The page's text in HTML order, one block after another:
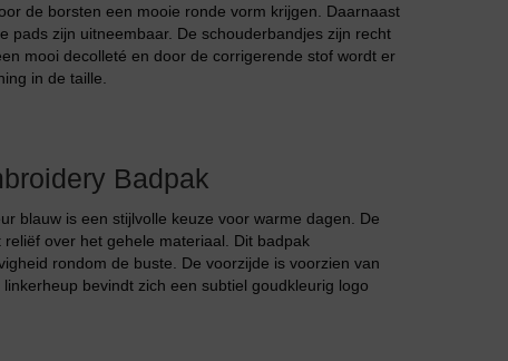
de borsten een mooie ronde vorm krijgen. Daarnaast
pads zijn uitneembaar. De schouderbandjes zijn recht
mooi decolleté en door de corrigerende stof wordt er
in de taille.
Badpak
blauw is een stijlvolle keuze voor warme dagen. De
over het gehele materiaal. Dit badpak
rondom de buste. De voorzijde is voorzien van
bevindt zich een subtiel goudkleurig logo
Jarratel
Huispak